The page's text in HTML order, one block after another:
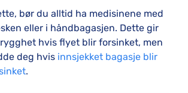
bør du alltid ha medisinene med
eller i håndbagasjen. Dette gir
hvis flyet blir forsinket, men
deg hvis innsjekket bagasje blir
.